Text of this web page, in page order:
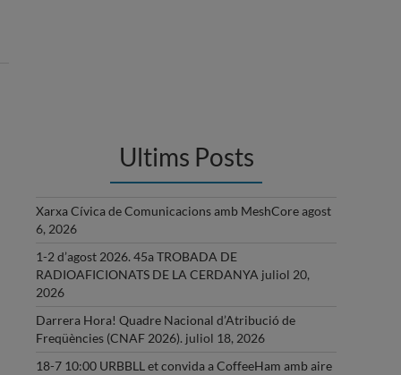
Ultims Posts
Xarxa Cívica de Comunicacions amb MeshCoreagost
6, 2026
1-2 d’agost 2026. 45a TROBADA DE
RADIOAFICIONATS DE LA CERDANYA juliol 20,
2026
Darrera Hora! Quadre Nacional d’Atribució de
Freqüències (CNAF 2026). juliol 18, 2026
18-7 10:00 URBBLL et convida a CoffeeHam amb aire